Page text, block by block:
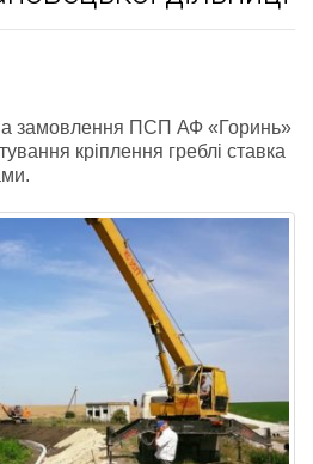
замовлення ПСП АФ «Горинь»
кріплення греблі ставка